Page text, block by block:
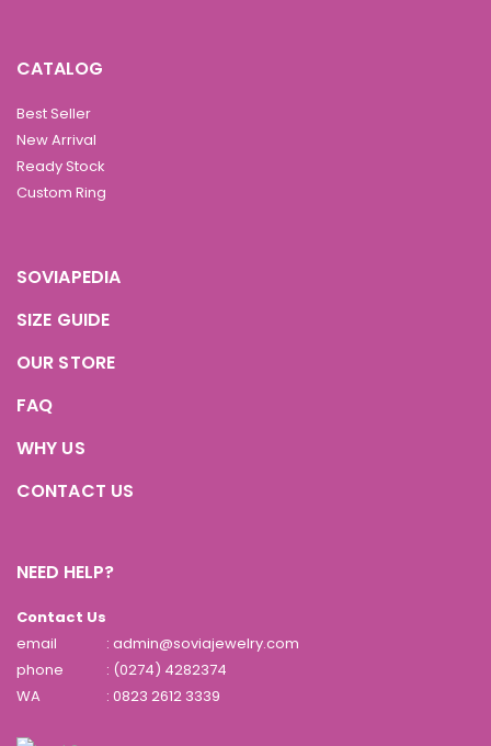
CATALOG
Best Seller
New Arrival
Ready Stock
Custom Ring
SOVIAPEDIA
SIZE GUIDE
OUR STORE
FAQ
WHY US
CONTACT US
NEED HELP?
Contact Us
email
: admin@soviajewelry.com
phone
: (0274) 4282374
WA
: 0823 2612 3339